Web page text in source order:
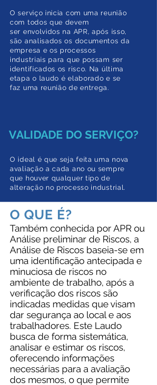
O serviço inicia com uma reunião
com todos que devem
ser envolvidos na APR, após isso,
são analisados os documentos da
empresa e os processos
industriais para que possam ser
identificados os risco. Na última
etapa o laudo é elaborado e se
faz uma reunião de entrega.
VALIDADE DO SERVIÇO?
O ideal é que seja feita uma nova
avaliação a cada ano ou sempre
que houver qualquer tipo de
alteração no processo industrial.
O QUE É?
Também conhecida por APR ou
Análise preliminar de Riscos, a
Análise de Riscos baseia-se em
uma identificação antecipada e
minuciosa de riscos no
ambiente de trabalho, após a
verificação dos riscos são
indicadas medidas que visam
dar segurança ao local e aos
trabalhadores. Este Laudo
busca de forma sistemática,
analisar e estimar os riscos,
oferecendo informações
necessárias para a avaliação
dos mesmos, o que permite